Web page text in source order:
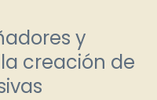
y
creación de